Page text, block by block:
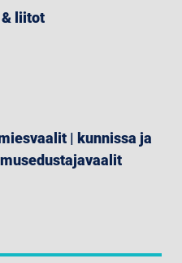
& liitot
| kunnissa ja